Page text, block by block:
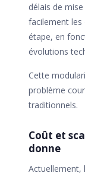
délais de
facilement les
étape, en
évolutions
Cette
problème
traditionnels.
Coût et
donne
Actuellement,